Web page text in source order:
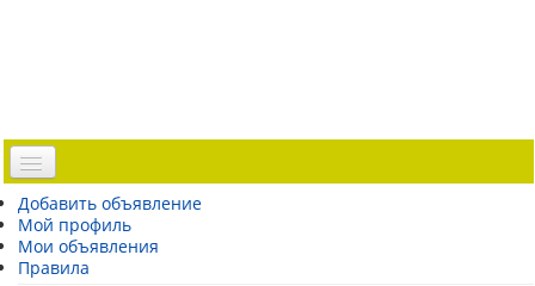
Доска объявлений
Погода Эстонии
Открытки
Добавить объявление
Мой профиль
Мои объявления
Правила